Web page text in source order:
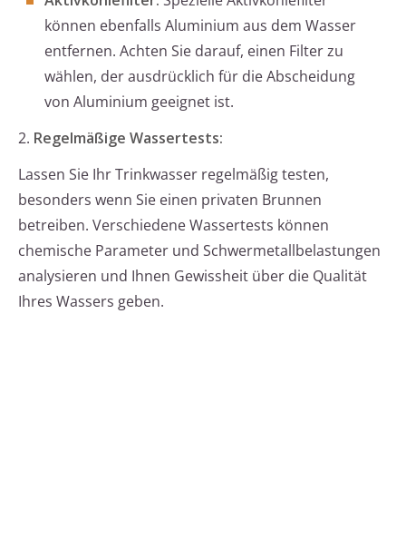
können ebenfalls Aluminium aus dem Wasser
entfernen. Achten Sie darauf, einen Filter zu
wählen, der ausdrücklich für die Abscheidung
von Aluminium geeignet ist.
2. Regelmäßige Wassertests:
Lassen Sie Ihr Trinkwasser regelmäßig testen,
besonders wenn Sie einen privaten Brunnen
betreiben. Verschiedene Wassertests können
chemische Parameter und Schwermetallbelastungen
analysieren und Ihnen Gewissheit über die Qualität
Ihres Wassers geben.